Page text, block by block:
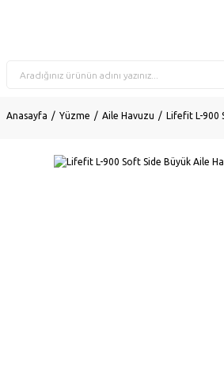
Anasayfa Yüzme Aile Havuzu Lifefit L-900